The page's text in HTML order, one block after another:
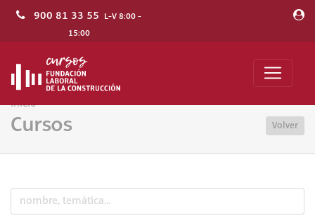
900 81 33 55 L-V 8:00 -
15:00
Inicio
Cursos Volver